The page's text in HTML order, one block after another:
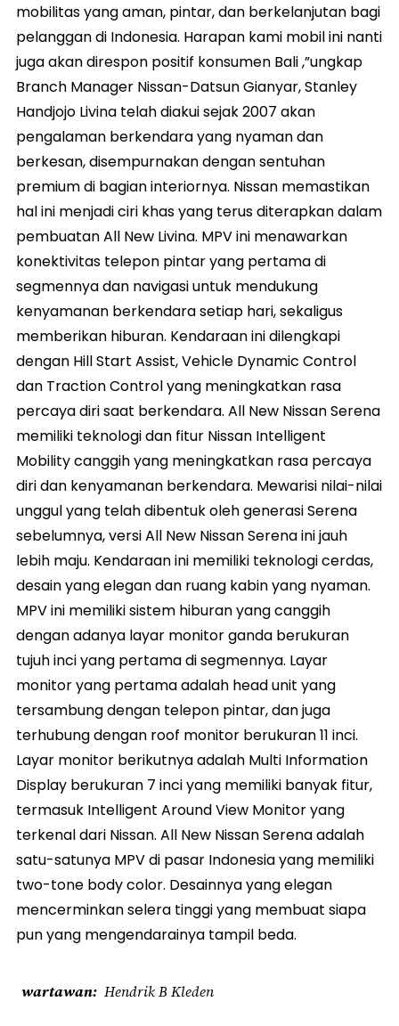
mobilitas yang aman, pintar, dan berkelanjutan bagi
pelanggan di Indonesia. Harapan kami mobil ini nanti
juga akan direspon positif konsumen Bali ,”ungkap
Branch Manager Nissan-Datsun Gianyar, Stanley
Handjojo Livina telah diakui sejak 2007 akan
pengalaman berkendara yang nyaman dan
berkesan, disempurnakan dengan sentuhan
premium di bagian interiornya. Nissan memastikan
hal ini menjadi ciri khas yang terus diterapkan dalam
pembuatan All New Livina. MPV ini menawarkan
konektivitas telepon pintar yang pertama di
segmennya dan navigasi untuk mendukung
kenyamanan berkendara setiap hari, sekaligus
memberikan hiburan. Kendaraan ini dilengkapi
dengan Hill Start Assist, Vehicle Dynamic Control
dan Traction Control yang meningkatkan rasa
percaya diri saat berkendara. All New Nissan Serena
memiliki teknologi dan fitur Nissan Intelligent
Mobility canggih yang meningkatkan rasa percaya
diri dan kenyamanan berkendara. Mewarisi nilai-nilai
unggul yang telah dibentuk oleh generasi Serena
sebelumnya, versi All New Nissan Serena ini jauh
lebih maju. Kendaraan ini memiliki teknologi cerdas,
desain yang elegan dan ruang kabin yang nyaman.
MPV ini memiliki sistem hiburan yang canggih
dengan adanya layar monitor ganda berukuran
tujuh inci yang pertama di segmennya. Layar
monitor yang pertama adalah head unit yang
tersambung dengan telepon pintar, dan juga
terhubung dengan roof monitor berukuran 11 inci.
Layar monitor berikutnya adalah Multi Information
Display berukuran 7 inci yang memiliki banyak fitur,
termasuk Intelligent Around View Monitor yang
terkenal dari Nissan. All New Nissan Serena adalah
satu-satunya MPV di pasar Indonesia yang memiliki
two-tone body color. Desainnya yang elegan
mencerminkan selera tinggi yang membuat siapa
pun yang mengendarainya tampil beda.
wartawan Hendrik B Kleden